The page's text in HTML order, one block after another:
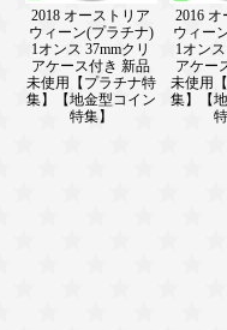
2018 オーストリア
ウィーン(プラチナ)
1オンス 37mmクリ
アケース付き 新品
未使用【プラチナ特
集】【地金型コイン
特集】
2016
ウィー
1オン
アケー
未使用
集】【